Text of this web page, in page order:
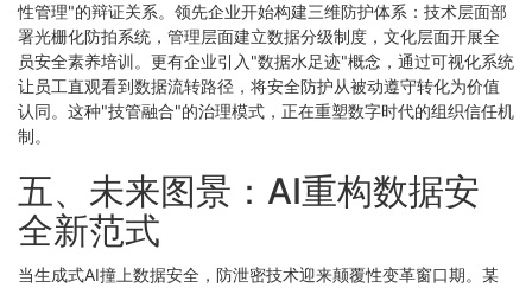
性管理"的辩证关系。领先企业开始构建三维防护体系：技术层面部
署光栅化防拍系统，管理层面建立数据分级制度，文化层面开展全
员安全素养培训。更有企业引入"数据水足迹"概念，通过可视化系统
让员工直观看到数据流转路径，将安全防护从被动遵守转化为价值
认同。这种"技管融合"的治理模式，正在重塑数字时代的组织信任机
制。
五、未来图景：AI重构数据安
全新范式
当生成式AI撞上数据安全，防泄密技术迎来颠覆性变革窗口期。某